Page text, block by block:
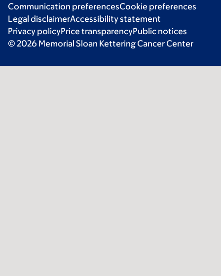
Communication preferencesCookie preferences
Legal disclaimerAccessibility statement
Privacy policyPrice transparencyPublic notices
© 2026 Memorial Sloan Kettering Cancer Center